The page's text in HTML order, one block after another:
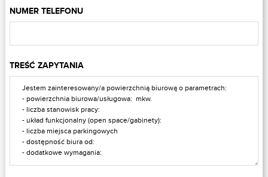
NUMER TELEFONU
TREŚĆ ZAPYTANIA